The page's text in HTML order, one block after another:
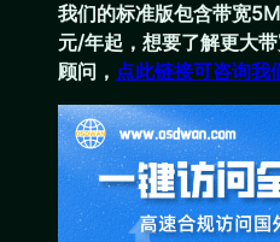
我们的标准版包含带宽
元/年起，想要了解更大
顾问， 点此链接可咨询我